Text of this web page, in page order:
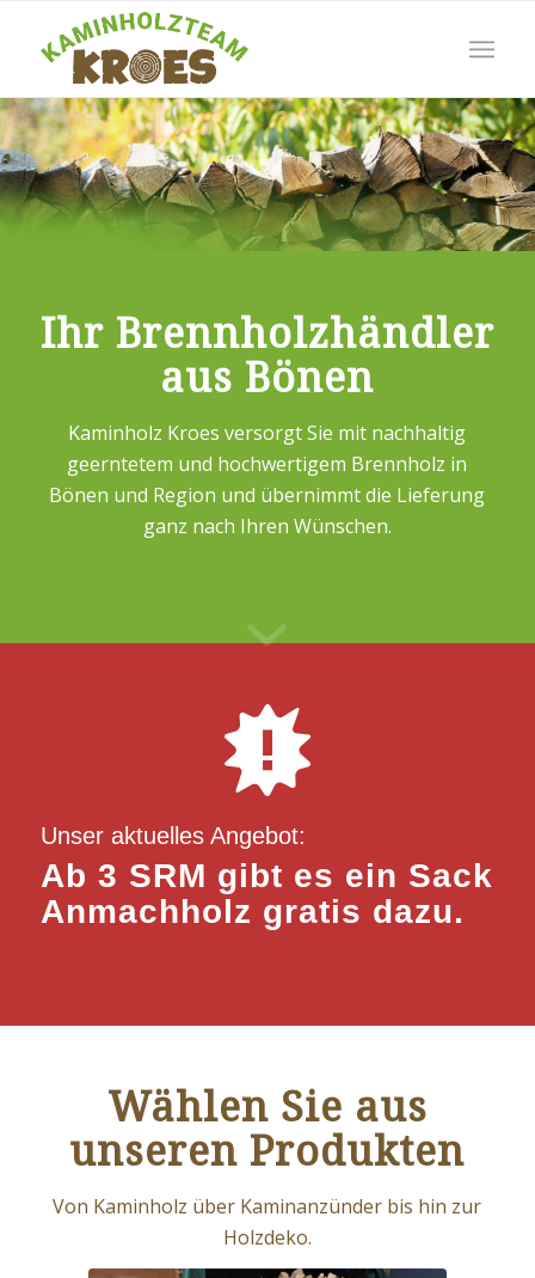
Ihr Brennholzhändler
aus Bönen
Kaminholz Kroes versorgt Sie mit nachhaltig
geerntetem und hochwertigem Brennholz in
Bönen und Region und übernimmt die Lieferung
ganz nach Ihren Wünschen.
Unser aktuelles Angebot:
Ab 3 SRM gibt es ein Sack
Anmachholz gratis dazu.
Wählen Sie aus
unseren Produkten
Von Kaminholz über Kaminanzünder bis hin zur
Holzdeko.